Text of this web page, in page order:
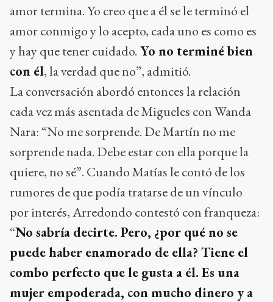
amor termina. Yo creo que a él se le terminó el
amor conmigo y lo acepto, cada uno es como es
y hay que tener cuidado. Yo no terminé bien
con él, la verdad que no”, admitió.
La conversación abordó entonces la relación
cada vez más asentada de Migueles con Wanda
Nara: “No me sorprende. De Martín no me
sorprende nada. Debe estar con ella porque la
quiere, no sé”. Cuando Matías le contó de los
rumores de que podía tratarse de un vínculo
por interés, Arredondo contestó con franqueza:
“No sabría decirte. Pero, ¿por qué no se
puede haber enamorado de ella? Tiene el
combo perfecto que le gusta a él. Es una
mujer empoderada, con mucho dinero y a